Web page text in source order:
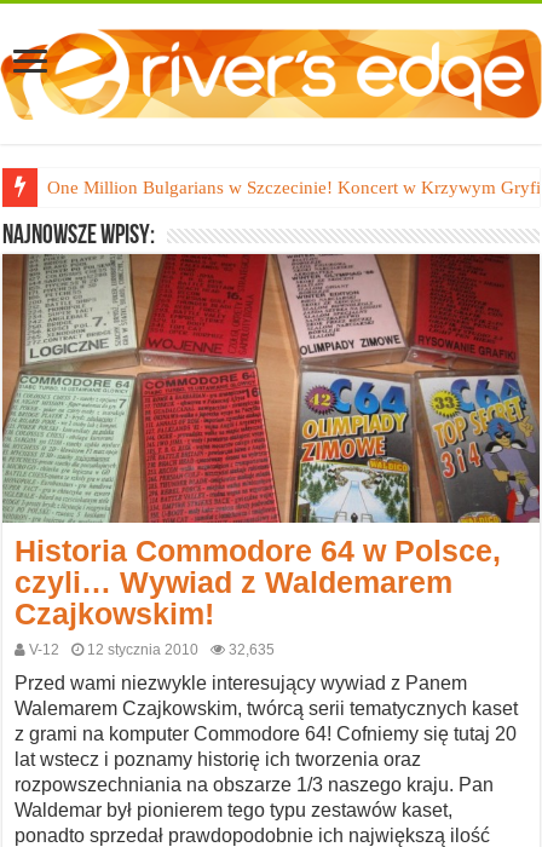
20 lat 40-latka, czyli podróż w czasie do 2002 roku
Najnowsze wpisy:
Historia Commodore 64 w Polsce,
czyli… Wywiad z Waldemarem
Czajkowskim!
V-12 12 stycznia 2010 32,635
Przed wami niezwykle interesujący wywiad z Panem
Walemarem Czajkowskim, twórcą serii tematycznych kaset
z grami na komputer Commodore 64! Cofniemy się tutaj 20
lat wstecz i poznamy historię ich tworzenia oraz
rozpowszechniania na obszarze 1/3 naszego kraju. Pan
Waldemar był pionierem tego typu zestawów kaset,
ponadto sprzedał prawdopodobnie ich największą ilość